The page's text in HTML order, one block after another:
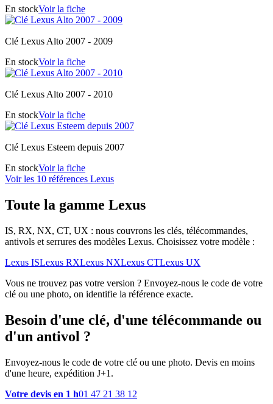
En stockVoir la fiche
Clé Lexus Alto 2007 - 2009
En stockVoir la fiche
Clé Lexus Alto 2007 - 2010
En stockVoir la fiche
Clé Lexus Esteem depuis 2007
En stockVoir la fiche
Voir les 10 références Lexus
Toute la gamme Lexus
IS, RX, NX, CT, UX : nous couvrons les clés, télécommandes,
antivols et serrures des modèles Lexus. Choisissez votre modèle :
Lexus ISLexus RXLexus NXLexus CTLexus UX
Vous ne trouvez pas votre version ? Envoyez-nous le code de votre
clé ou une photo, on identifie la référence exacte.
Besoin d'une clé, d'une télécommande ou
d'un antivol ?
Envoyez-nous le code de votre clé ou une photo. Devis en moins
d'une heure, expédition J+1.
Votre devis en 1 h01 47 21 38 12